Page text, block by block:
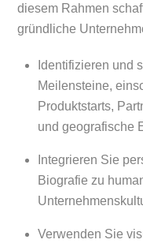
diesem Rahmen
gründliche
Identifizieren und
Meilensteine,
Produktstarts,
und geografische
Integrieren Sie
Biografie zu
Verwenden Sie